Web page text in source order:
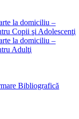
la domiciliu –
Copii şi Adolescenţi
la domiciliu –
Adulţi
Bibliografică